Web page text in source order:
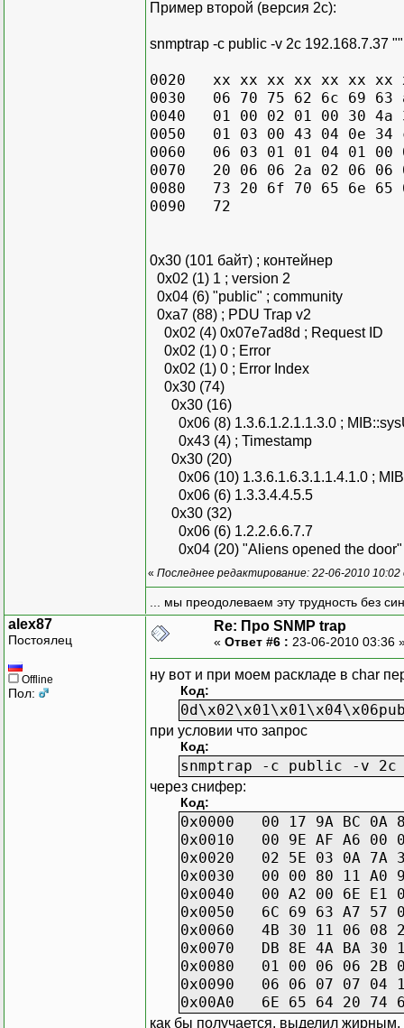
Пример второй (версия 2с):
snmptrap -c public -v 2c 192.168.7.37
0020 xx xx xx xx xx xx xx
0030 06 70 75 62 6c 69
0040 01 00 02 01 00 30
0050 01 03 00 43 04 0e
0060 06 03 01 01 04 01
0070 20 06 06 2a 02 06
0080 73 20 6f 70 65 6e 65
0x30 (101 байт) ; контейнер
0x02 (1) 1 ; version 2
0x04 (6) "public" ; community
0xa7 (88) ; PDU Trap v2
0x02 (4) 0x07e7ad8d ; Request ID
0x02 (1) 0 ; Error
0x02 (1) 0 ; Error Index
0x30 (74)
0x30 (16)
0x06 (8) 1.3.6.1.2.1.1.3.0 ;
0x43 (4) ; Timestamp
0x30 (20)
0x06 (10) 1.3.6.1.6.3.1.1.4.1.0 ;
0x06 (6) 1.3.3.4.4.5.5
0x30 (32)
0x06 (6) 1.2.2.6.6.7.7
0x04 (20) "Aliens opened the door"
« Последнее редактирование: 22-06-2010
... мы преодолеваем эту трудность без
alex87
Постоялец
Offline
Пол:
Re: Про SNMP trap
« Ответ #6 : 23-06-2010 03:36
ну вот и при моем раскладе в char
Код:
при условии что запрос
Код:
snmptrap -c public -v
через снифер:
Код:
0x0000 00 17 9A BC
0x0010 00 9E AF A6 00
0x0020 02 5E 03 0A
0x0030 00 00 80 11 A0
0x0040 00 A2 00 6E
0x0050 6C 69 63 A7
0x0060 4B 30 11 06
0x0070 DB 8E 4A BA
0x0080 01 00 06 06
0x0090 06 06 07 07 04
0x00A0 6E 65 64 20
как бы получается, выделил жирным,